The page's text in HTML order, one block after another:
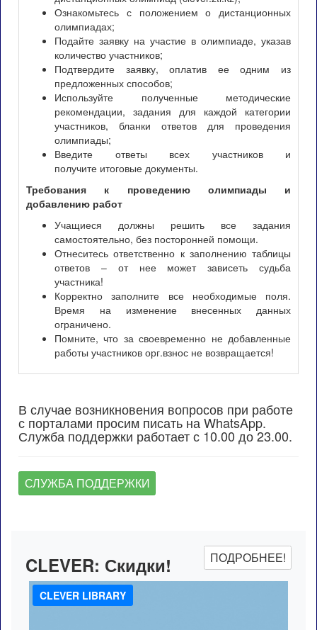
Ознакомьтесь с положением о дистанционных
олимпиадах;
Подайте заявку на участие в олимпиаде, указав
количество участников;
Подтвердите заявку, оплатив ее одним из
предложенных способов;
Используйте полученные методические
рекомендации, задания для каждой категории
участников, бланки ответов для проведения
олимпиады;
Введите ответы всех участников и
получите итоговые документы.
Требования к проведению олимпиады и
добавлению работ
Учащиеся должны решить все задания
самостоятельно, без посторонней помощи.
Отнеситесь ответственно к заполнению таблицы
ответов – от нее может зависеть судьба
участника!
Корректно заполните все необходимые поля.
Время на изменение внесенных данных
ограничено.
Помните, что за своевременно не добавленные
работы участников орг.взнос не возвращается!
В случае возникновения вопросов при работе
с порталами просим писать на WhatsApp.
Служба поддержки работает с 10.00 до 23.00.
СЛУЖБА ПОДДЕРЖКИ
CLEVER: Скидки! ПОДРОБНЕЕ!
CLEVER LIBRARY